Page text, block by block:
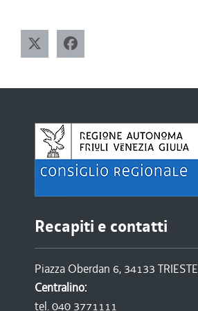
Recapiti e contatti
Piazza Oberdan 6, 34133 TRIESTE
Centralino:
tel. 040 3771111